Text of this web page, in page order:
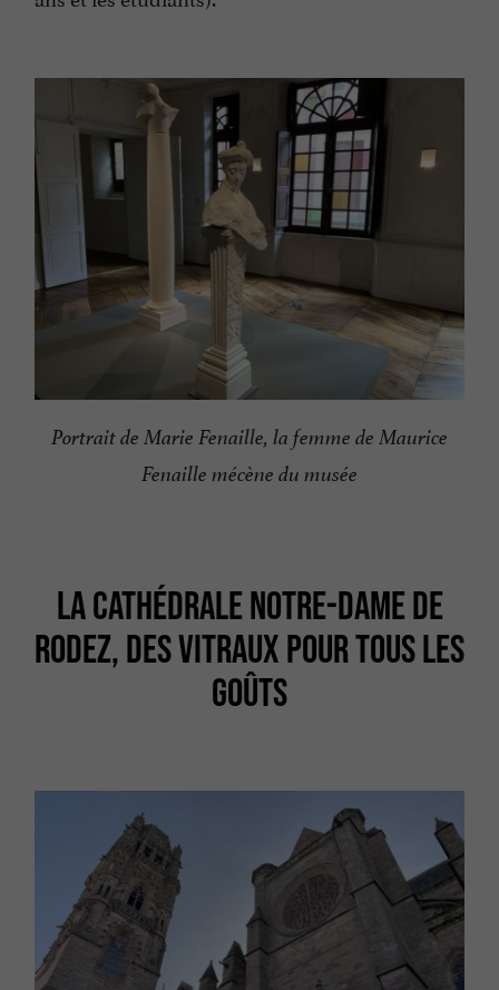
Portrait de Marie Fenaille, la femme de Maurice
Fenaille mécène du musée
LA CATHÉDRALE NOTRE-DAME DE
RODEZ, DES VITRAUX POUR TOUS LES
GOÛTS